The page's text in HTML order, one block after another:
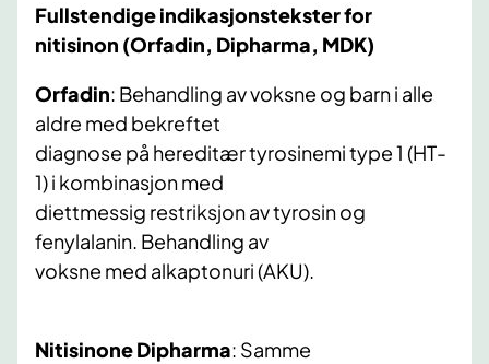
Fullstendige indikasjonstekster for
nitisinon (Orfadin, Dipharma, MDK)
Orfadin: Behandling av voksne og barn i alle
aldre med bekreftet
diagnose på hereditær tyrosinemi type 1 (HT-
1) i kombinasjon med
diettmessig restriksjon av tyrosin og
fenylalanin. Behandling av
voksne med alkaptonuri (AKU).
Nitisinone Dipharma: Samme